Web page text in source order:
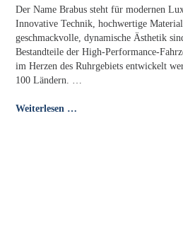
Der Name Brabus steht für modernen
Innovative Technik, hochwertige
geschmackvolle, dynamische Ästhetik
Bestandteile der High-Performance-
im Herzen des Ruhrgebiets entwickelt
100 Ländern. …
Weiterlesen …